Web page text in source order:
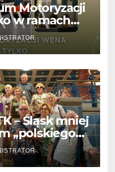
Motoryzacji
w ramach
– Śląsk mniej
„polskiego